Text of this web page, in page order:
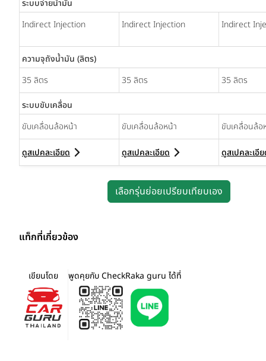
ระบบจ่ายน้ำมัน
Indirect Injection
Indirect Injection Indirect
ความจุถังน้ำมัน (ลิตร)
35 ลิตร
35 ลิตร
35 ลิตร
ระบบขับเคลื่อน
ขับเคลื่อนล้อหน้า
ขับเคลื่อนล้อหน้า ขับเคลื่อนล้อ
ดูสเปคละเอียด ดูสเปคละเอียด ดูสเปคละเอี
เลือกรุ่นย่อยเปรียบเทียบเอง
แท็กที่เกี่ยวข้อง
เขียนโดย พูดคุยกับ CheckRaka guru ได้ที่